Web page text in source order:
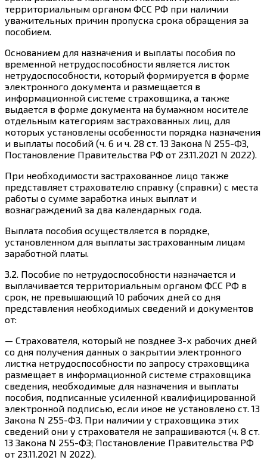
территориальным органом ФСС РФ при наличии
уважительных причин пропуска срока обращения за
пособием.
Основанием для назначения и выплаты пособия по
временной нетрудоспособности является листок
нетрудоспособности, который формируется в форме
электронного документа и размещается в
информационной системе страховщика, а также
выдается в форме документа на бумажном носителе
отдельным категориям застрахованных лиц, для
которых установлены особенности порядка назначения
и выплаты пособий (ч. 6 и ч. 28 ст. 13 Закона N 255-ФЗ,
Постановление Правительства РФ от 23.11.2021 N 2022).
При необходимости застрахованное лицо также
представляет страхователю справку (справки) с места
работы о сумме заработка иных выплат и
вознаграждений за два календарных года.
Выплата пособия осуществляется в порядке
установленном для выплаты застрахованным лицам
заработной платы.
3.2. Пособие по нетрудоспособности назначается и
выплачивается территориальным органом ФСС РФ в
срок, не превышающий 10 рабочих дней со дня
представления необходимых сведений и документов
от:
— Страхователя , который не позднее 3-х рабочих дней
со дня получения данных о закрытии электронного
листка нетрудоспособности по запросу страховщика
размещает в информационной системе страховщика
сведения , необходимые для назначения и выплаты
пособия, подписанные усиленной квалифицированной
электронной подписью, если иное не установлено ст. 13
Закона N 255-ФЗ. При наличии у страховщика этих
сведений они у страхователя не запрашиваются (ч. 8 ст.
13 Закона N 255-ФЗ; Постановление Правительства РФ
от 23.11.2021 N 2022).